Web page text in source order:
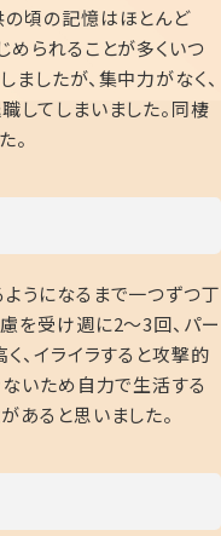
頃の記憶はほとんど
められることが多くいつ
したが、集中力がなく、
してしまいました。同棲
。
うになるまで一つずつ丁
を受け週に2～3回、パー
、イライラすると攻撃的
ないため自力で生活する
あると思いました。